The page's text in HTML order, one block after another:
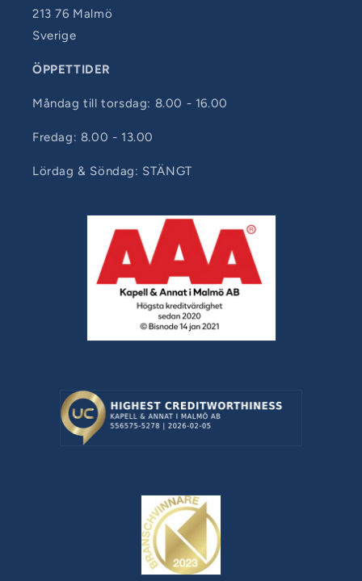
213 76 Malmö
Sverige
ÖPPETTIDER
Måndag till torsdag: 8.00 - 16.00
Fredag: 8.00 - 13.00
Lördag & Söndag: STÄNGT